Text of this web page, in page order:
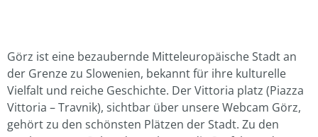
Görz ist eine bezaubernde Mitteleuropäische Stadt an
der Grenze zu Slowenien, bekannt für ihre kulturelle
Vielfalt und reiche Geschichte. Der Vittoria platz (Piazza
Vittoria – Travnik), sichtbar über unsere Webcam Görz,
gehört zu den schönsten Plätzen der Stadt. Zu den